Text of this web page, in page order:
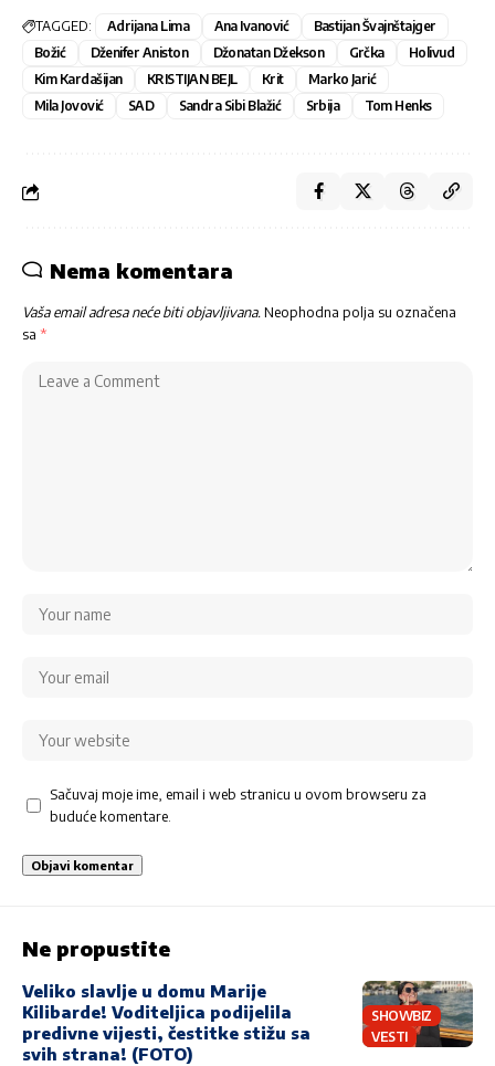
TAGGED: Adrijana Lima Ana Ivanović
Bastijan Švajnštajger
Božić
Dženifer Aniston Džonatan Džekson Grčka
Holivud
Kim Kardašijan
KRISTIJAN BEJL Krit
Marko Jarić
Mila Jovović
SAD Sandra Sibi Blažić Srbija Tom Henks
Nema komentara
Vaša email adresa neće biti objavljivana.Neophodna polja su označena
sa *
Sačuvaj moje ime, email i web stranicu u ovom browseru za
buduće komentare.
Ne propustite
SHOWBIZ
VESTI
Veliko slavlje u domu Marije
Kilibarde! Voditeljica podijelila
predivne vijesti, čestitke stižu sa
svih strana! (FOTO)